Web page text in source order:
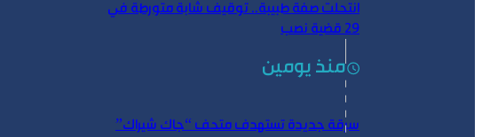
انتحلت صفة طبيبة.. توقيف شابة متورطة في
29 قضية نصب
منذ يومين
سرقة جديدة تستهدف متحف “جاك شيراك”